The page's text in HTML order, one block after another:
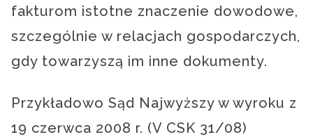
fakturom istotne znaczenie dowodowe,
szczególnie w relacjach gospodarczych,
gdy towarzyszą im inne dokumenty.
Przykładowo Sąd Najwyższy w wyroku z
19 czerwca 2008 r. (V CSK 31/08)